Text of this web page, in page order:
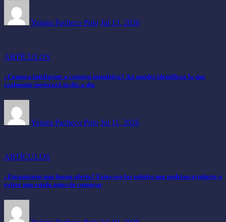
Yajaira Pacheco Polo Jul 13, 2026
ARTÍCULOS
¿Compra inteligente o compra impulsiva? Así puedes identificar lo que
realmente mejorará tu día a día
Yajaira Pacheco Polo Jul 11, 2026
ARTÍCULOS
¿Encontraste una buena oferta? Estas son las señales que podrían ayudarte a
evitar una estafa antes de comprar